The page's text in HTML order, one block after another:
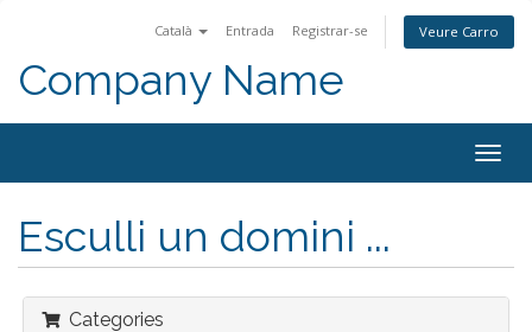
Català Entrada Registrar-se Veure Carro
Company Name
Esculli un domini ...
Categories